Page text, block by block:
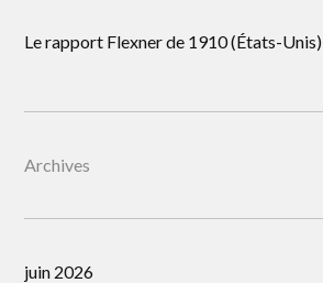
Le rapport Flexner de 1910 (États-Unis)
Archives
juin 2026